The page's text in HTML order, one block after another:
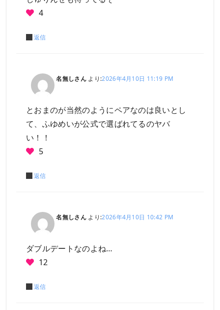
4
返信
名無しさん より:2026年4月10日 11:19 PM
とおまのが当然のようにペアなのは良いとし
て、ふゆめいが公式で選ばれてるのヤバ
い！！
5
返信
名無しさん より:2026年4月10日 10:42 PM
ダブルデートなのよね…
12
返信